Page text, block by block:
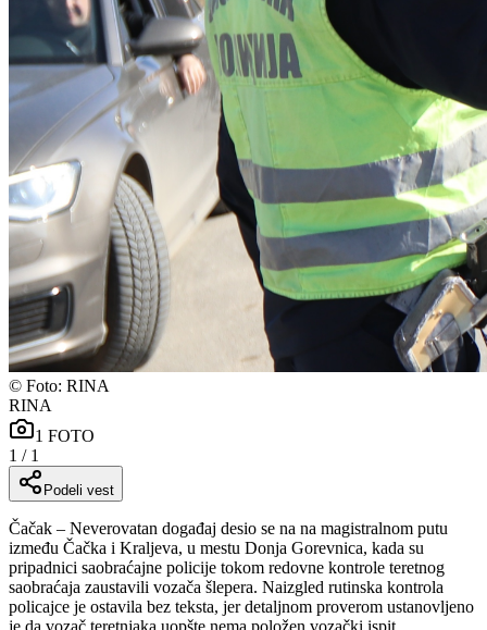
© Foto: RINA
RINA
1 FOTO
1 / 1
Podeli vest
Čačak – Neverovatan događaj desio se na na magistralnom putu
između Čačka i Kraljeva, u mestu Donja Gorevnica, kada su
pripadnici saobraćajne policije tokom redovne kontrole teretnog
saobraćaja zaustavili vozača šlepera. Naizgled rutinska kontrola
policajce je ostavila bez teksta, jer detaljnom proverom ustanovljeno
je da vozač teretnjaka uopšte nema položen vozački ispit.